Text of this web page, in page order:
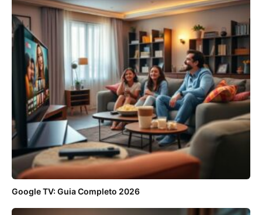
Google TV: Guia Completo 2026